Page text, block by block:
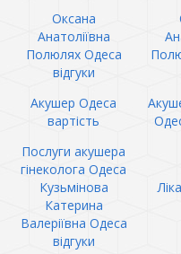
Оксана
Анатоліївна
Полюлях Одеса
відгуки
Акушер Одеса
вартість
Послуги акушера
гінеколога Одеса
Кузьмінова
Катерина
Валеріївна Одеса
відгуки